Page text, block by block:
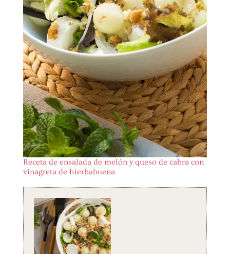
Receta de ensalada de melón y queso de cabra con
vinagreta de hierbabuena